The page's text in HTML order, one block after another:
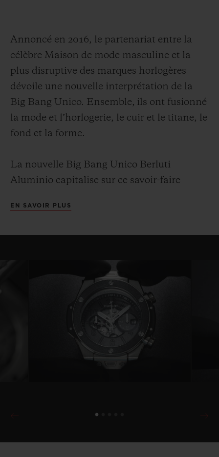
Annoncé en 2016, le partenariat entre la
célèbre Maison de mode masculine et la
plus disruptive des marques horlogères
dévoile une nouvelle interprétation de la
Big Bang Unico. Ensemble, ils ont fusionné
la mode et l’horlogerie, le cuir et le titane, le
fond et la forme.
La nouvelle Big Bang Unico Berluti
Aluminio capitalise sur ce savoir-faire
élégant, monochrome et intemporel. C’est
exemplaires, comme pour chaque
collaboration entre Hublot et Berluti.
Le cuir emblématique Venezia patiné se
retrouve au cœur de la lunette en titane poli
ainsi que sur le cadran, où l’on distingue les
index et la mention « Swiss Made »
directement gaufrés en fleur de peau. Le
l’engrenage du mouvement Unico, une
EN SAVOIR PLUS